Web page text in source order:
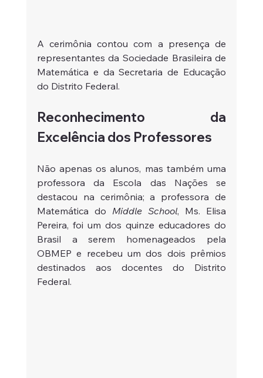
A cerimônia contou com a presença de
representantes da Sociedade Brasileira de
Matemática e da Secretaria de Educação
do Distrito Federal.
Reconhecimento da
Excelência dos Professores
Não apenas os alunos, mas também uma
professora da Escola das Nações se
destacou na cerimônia; a professora de
Matemática do Middle School, Ms. Elisa
Pereira, foi um dos quinze educadores do
Brasil a serem homenageados pela
OBMEP e recebeu um dos dois prêmios
destinados aos docentes do Distrito
Federal.